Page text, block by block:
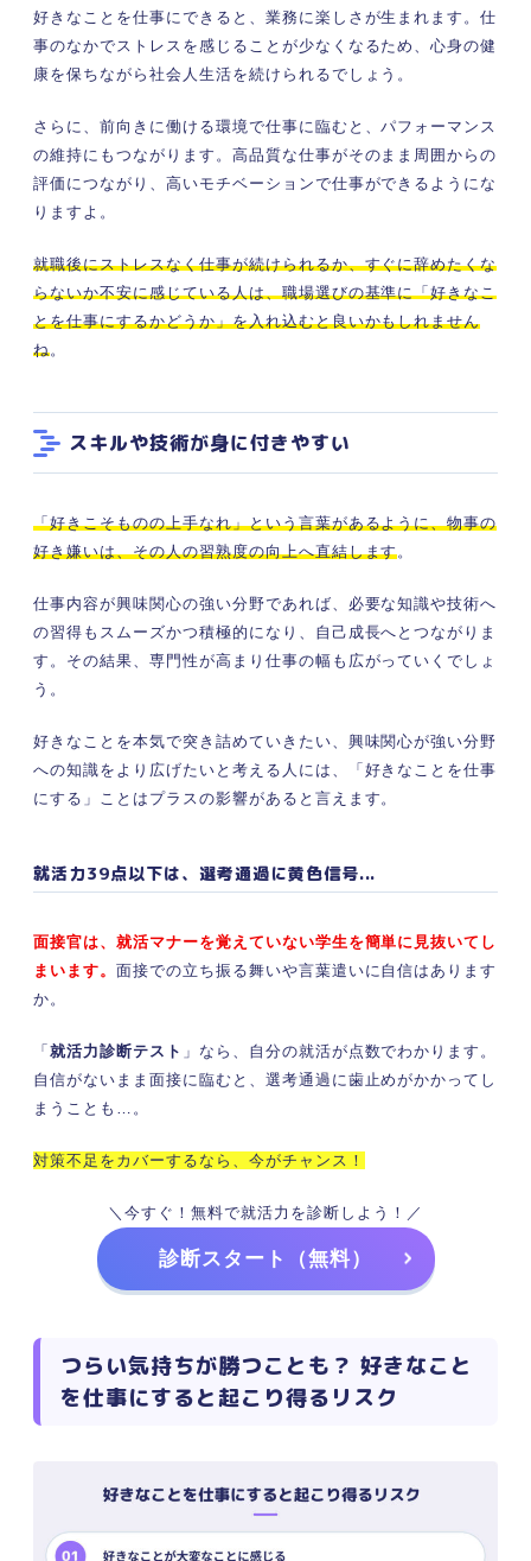
好きなことを仕事にできると、業務に楽しさが生まれます。仕
事のなかでストレスを感じることが少なくなるため、心身の健
康を保ちながら社会人生活を続けられるでしょう。
さらに、前向きに働ける環境で仕事に臨むと、パフォーマンス
の維持にもつながります。高品質な仕事がそのまま周囲からの
評価につながり、高いモチベーションで仕事ができるようにな
りますよ。
就職後にストレスなく仕事が続けられるか、すぐに辞めたくな
らないか不安に感じている人は、職場選びの基準に「好きなこ
とを仕事にするかどうか」を入れ込むと良いかもしれません
ね。
スキルや技術が身に付きやすい
「好きこそものの上手なれ」という言葉があるように、物事の
好き嫌いは、その人の習熟度の向上へ直結します。
仕事内容が興味関心の強い分野であれば、必要な知識や技術へ
の習得もスムーズかつ積極的になり、自己成長へとつながりま
す。その結果、専門性が高まり仕事の幅も広がっていくでしょ
う。
好きなことを本気で突き詰めていきたい、興味関心が強い分野
への知識をより広げたいと考える人には、「好きなことを仕事
にする」ことはプラスの影響があると言えます。
就活力39点以下は、選考通過に黄色信号...
面接官は、就活マナーを覚えていない学生を簡単に見抜いてし
まいます。 面接での立ち振る舞いや言葉遣いに自信はあります
か。
「 就活力診断テスト 」なら、自分の就活が点数でわかります。
自信がないまま面接に臨むと、選考通過に歯止めがかかってし
まうことも…。
対策不足をカバーするなら、今がチャンス！
＼今すぐ！無料で就活力を診断しよう！／
診断スタート（無料）
つらい気持ちが勝つことも？ 好きなこと
を仕事にすると起こり得るリスク